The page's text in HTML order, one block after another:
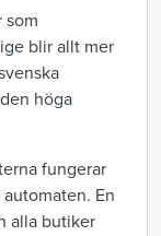
som
blir allt mer
höga
fungerar
En
alla butiker